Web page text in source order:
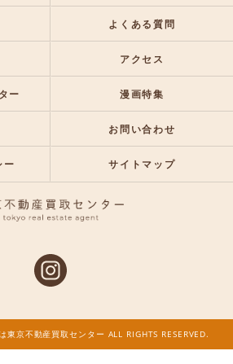
よくある質問
アクセス
ー 漫画特集
お問い合わせ
ー サイトマップ
京不動産買取センター ALL RIGHTS RESERVED.